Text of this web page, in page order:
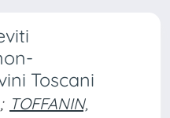
Toscani
; TOFFANIN,